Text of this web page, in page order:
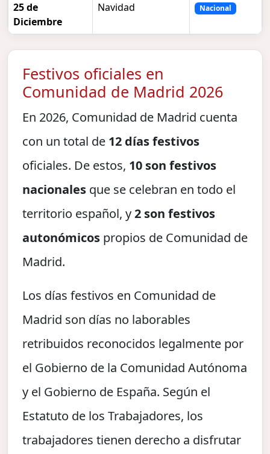
25 de
Diciembre
Navidad Nacional
Festivos oficiales en
Comunidad de Madrid 2026
En 2026, Comunidad de Madrid cuenta
con un total de 12 días festivos
oficiales. De estos, 10 son festivos
nacionales que se celebran en todo el
territorio español, y2 son festivos
autonómicos propios de Comunidad de
Madrid.
Los días festivos en Comunidad de
Madrid son días no laborables
retribuidos reconocidos legalmente por
el Gobierno de la Comunidad Autónoma
y el Gobierno de España. Según el
Estatuto de los Trabajadores, los
trabajadores tienen derecho a disfrutar